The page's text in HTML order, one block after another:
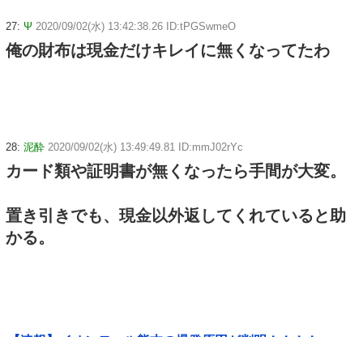
27: Ψ 2020/09/02(水) 13:42:38.26 ID:tPGSwmeO
俺の財布は現金だけキレイに無くなってたわ
28: 泥酔 2020/09/02(水) 13:49:49.81 ID:mmJ02rYc
カード類や証明書が無くなったら手間が大変。
置き引きでも、現金以外返してくれていると助
かる。